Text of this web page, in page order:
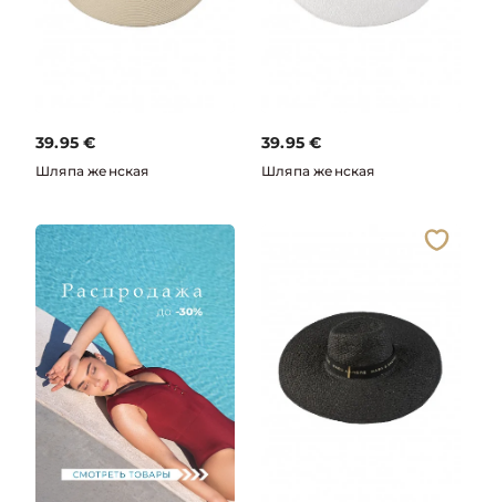
39.95 €
Шляпа женская
39.95 €
Шляпа женская